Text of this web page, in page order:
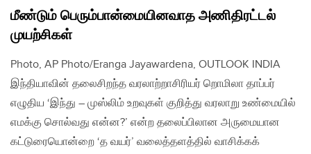
மீண்டும் பெரும்பான்மையினவாத அணிதிரட்டல்
முயற்சிகள்
Photo, AP Photo/Eranga Jayawardena, OUTLOOK INDIA
இந்தியாவின் தலைசிறந்த வரலாற்றாசிரியர் றொமிலா தாப்பர்
எழுதிய ‘இந்து – முஸ்லிம் உறவுகள் குறித்து வரலாறு உண்மையில்
எமக்கு சொல்வது என்ன?’ என்ற தலைப்பிலான அருமையான
கட்டுரையொன்றை ‘த வயர்’ வலைத்தளத்தில் வாசிக்கக்